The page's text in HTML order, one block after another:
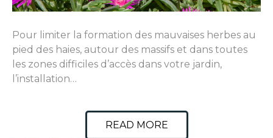
Pour limiter la formation des mauvaises herbes au
pied des haies, autour des massifs et dans toutes
les zones difficiles d’accès dans votre jardin,
l’installation…
READ MORE